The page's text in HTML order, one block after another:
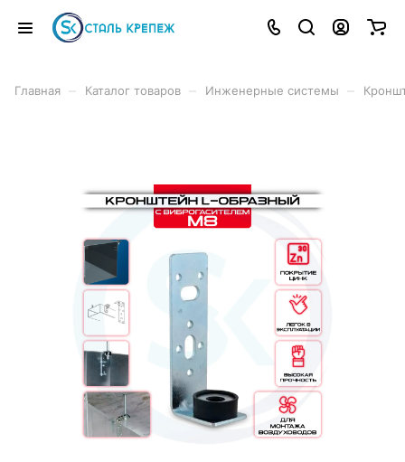
Главная Каталог товаров Инженерные системы